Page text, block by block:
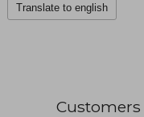
Translate to english